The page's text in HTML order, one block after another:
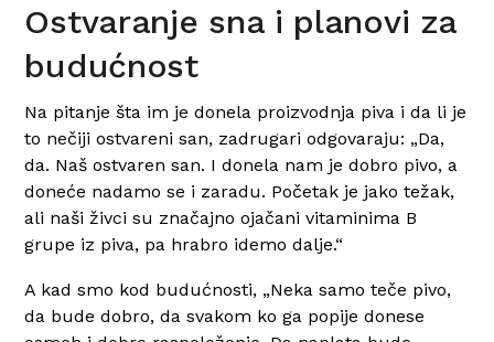
Ostvaranje sna i planovi za
budućnost
Na pitanje šta im je donela proizvodnja piva i da li je
to nečiji ostvareni san, zadrugari odgovaraju: „Da,
da. Naš ostvaren san. I donela nam je dobro pivo, a
doneće nadamo se i zaradu. Početak je jako težak,
ali naši živci su značajno ojačani vitaminima B
grupe iz piva, pa hrabro idemo dalje.“
A kad smo kod budućnosti, „Neka samo teče pivo,
da bude dobro, da svakom ko ga popije donese